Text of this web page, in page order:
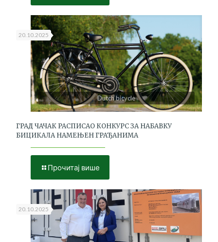
Dutch bicycle
20.10.2025
ГРАД ЧАЧАК РАСПИСАО КОНКУРС ЗА НАБАВКУ
БИЦИКАЛА НАМЕЊЕН ГРАЂАНИМА
Прочитај више
20.10.2025